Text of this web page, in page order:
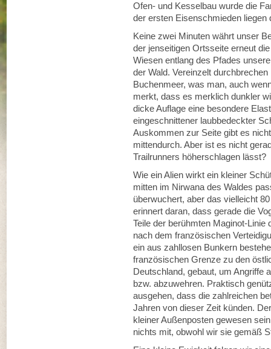
Ofen- und Kesselbau wurde die
der ersten Eisenschmieden liegen
Keine zwei Minuten währt unser
der jenseitigen Ortsseite erneut
Wiesen entlang des Pfades
der Wald. Vereinzelt
Buchenmeer, was man, auch
merkt, dass es merklich dunkler
dicke Auflage eine besondere
eingeschnittener laubbedeckter
Auskommen zur Seite gibt es
mittendurch. Aber ist es nicht
Trailrunners höherschlagen lässt?
Wie ein Alien wirkt ein kleiner
mitten im Nirwana des Waldes
überwuchert, aber das vielleicht
erinnert daran, dass gerade die
Teile der berühmten Maginot-
nach dem französischen
ein aus zahllosen Bunkern
französischen Grenze zu den
Deutschland, gebaut, um Angriffe
bzw. abzuwehren. Praktisch
ausgehen, dass die zahlreichen
Jahren von dieser Zeit künden.
kleiner Außenposten gewesen
nichts mit, obwohl wir sie gemäß